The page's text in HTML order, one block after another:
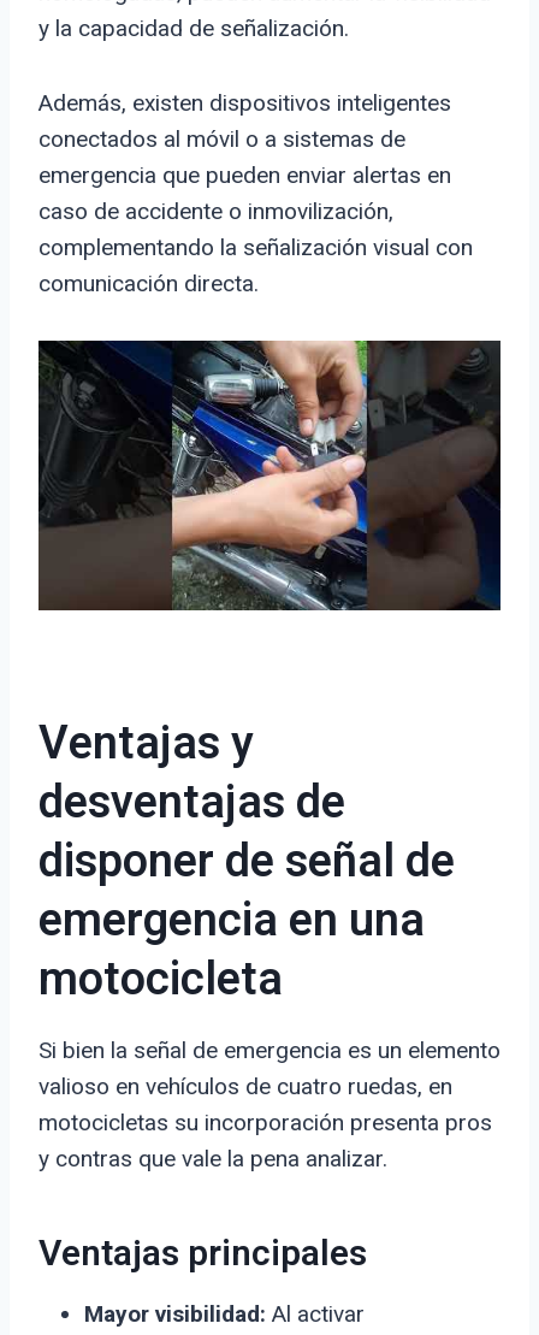
y la capacidad de señalización.
Además, existen dispositivos inteligentes
conectados al móvil o a sistemas de
emergencia que pueden enviar alertas en
caso de accidente o inmovilización,
complementando la señalización visual con
comunicación directa.
Ventajas y
desventajas de
disponer de señal de
emergencia en una
motocicleta
Si bien la señal de emergencia es un elemento
valioso en vehículos de cuatro ruedas, en
motocicletas su incorporación presenta pros
y contras que vale la pena analizar.
Ventajas principales
Mayor visibilidad: Al activar